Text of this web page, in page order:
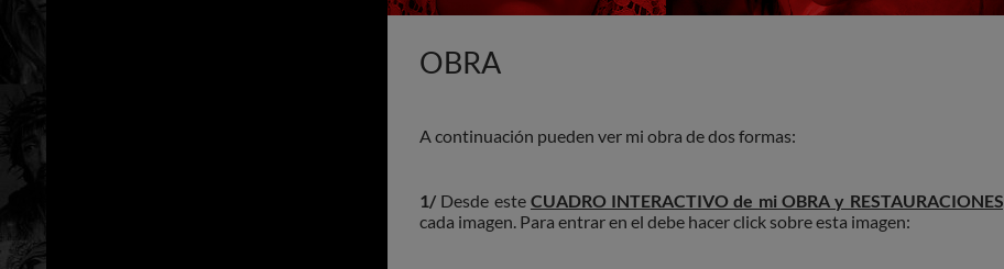
OBRA
A continuación pueden ver mi obra de dos formas:
1/ Desde este CUADRO INTERACTIVO de mi OBRA y RESTAURACIONES,
cada imagen. Para entrar en el debe hacer click sobre esta imagen: